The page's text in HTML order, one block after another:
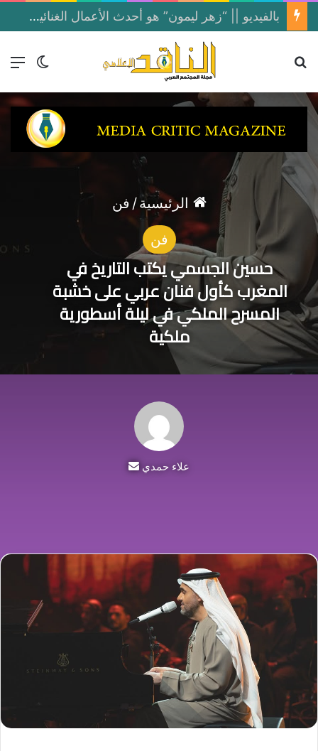
بالفيديو || “زهر ليمون” هو أحدث الأعمال الغنائية المصوّرة للنجمة بلقيس فتحي
الوضع
الرئيسية/ فن
فن
حسين الجسمي يكتب التاريخ في
المغرب كأول فنان عربي على خشبة
المسرح الملكي في ليلة أسطورية
ملكية
علاء حمدي